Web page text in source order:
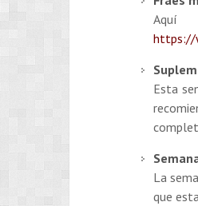
Aquí
https://
Esta
La
que